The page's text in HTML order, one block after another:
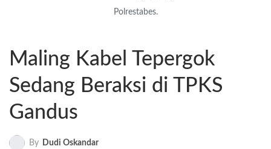
Polrestabes.
Maling Kabel Tepergok
Sedang Beraksi di TPKS
Gandus
By
Dudi Oskandar